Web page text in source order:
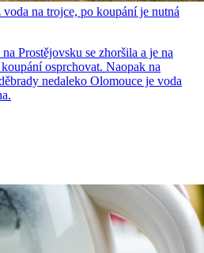
na trojce, po koupání je nutná
Prostějovsku se zhoršila a je na
osprchovat. Naopak na
nedaleko Olomouce je voda